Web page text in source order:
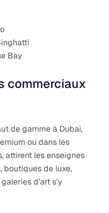
Bay
commerciaux
de gamme à Dubai,
ou dans les
attirent les enseignes
boutiques de luxe,
d’art s’y